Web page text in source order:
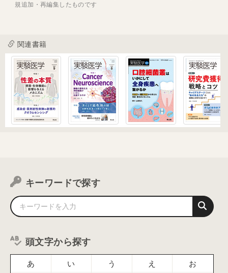
規追加・再編集したものです
関連書籍
キーワードで探す
頭文字から探す
あ い う え お